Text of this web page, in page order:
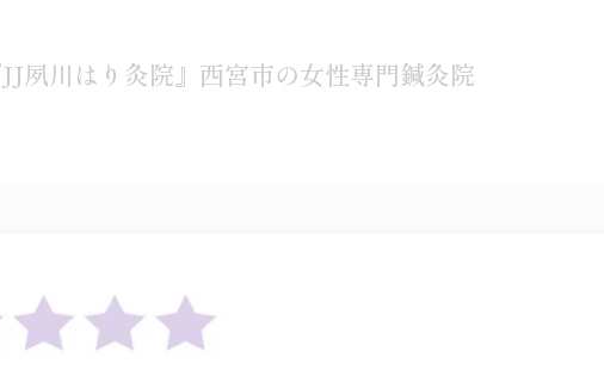
夙川はり灸院』西宮市の女性専門鍼灸院